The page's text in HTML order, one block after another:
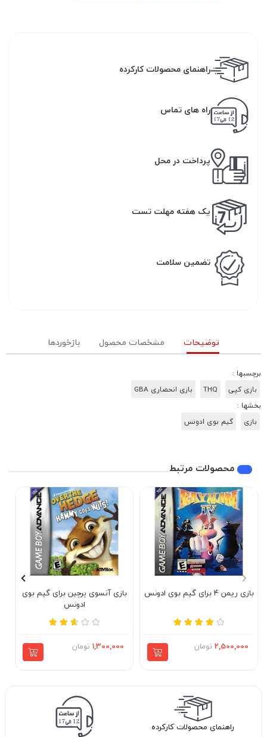
راهنمای محصولات کارکرده
راه های تماس
پرداخت در محل
یک هفته مهلت تست
تضمین سلامت
توضیحات مشخصات محصول بازخوردها
برچسبها :
بازی کپی
THQ
بازی انحصاری GBA
بخشها :
بازی
گیم بوی ادونس
محصولات مرتبط
بازی ریمن 4 برای گیم بوی ادونس
2,500,000 تومان
بازی آنسوی پرچین برای گیم بوی
ادونس
1,300,000 تومان
راهنمای محصولات کارکرده